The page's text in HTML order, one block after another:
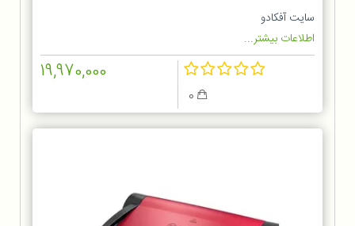
سایت آفکادو
اطلاعات بیشتر...
19,970,000